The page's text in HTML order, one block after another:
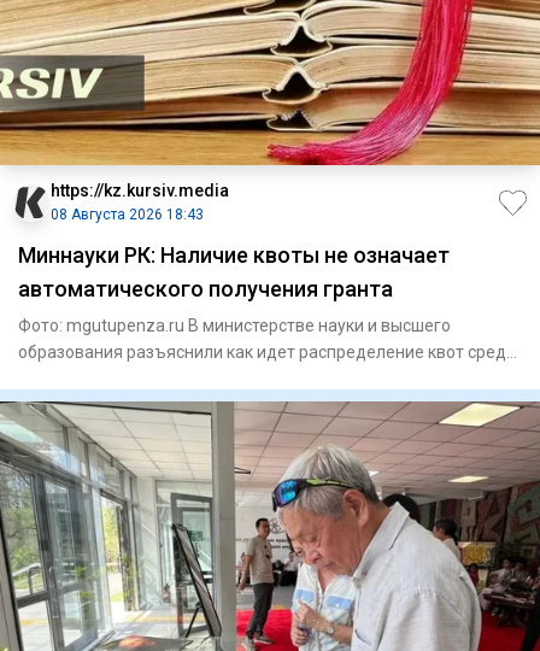
https://kz.kursiv.media
08 Августа 2026 18:43
Миннауки РК: Наличие квоты не означает
автоматического получения гранта
Фото: mgutupenza.ru В министерстве науки и высшего
образования разъяснили как идет распределение квот среди